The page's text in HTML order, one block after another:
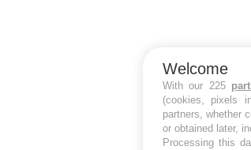
Welcome
With our 225
(cookies, pixels
partners, whether
or obtained later,
Processing this